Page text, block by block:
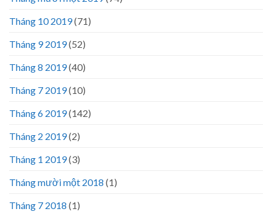
Tháng 10 2019(71)
Tháng 9 2019(52)
Tháng 8 2019(40)
Tháng 7 2019(10)
Tháng 6 2019(142)
Tháng 2 2019(2)
Tháng 1 2019(3)
Tháng mười một 2018 (1)
Tháng 7 2018 (1)